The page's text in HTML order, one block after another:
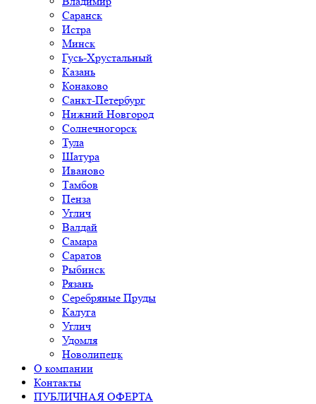
Саранск
Истра
Минск
Гусь-Хрустальный
Казань
Конаково
Санкт-Петербург
Нижний Новгород
Солнечногорск
Тула
Шатура
Иваново
Тамбов
Пенза
Углич
Валдай
Самара
Саратов
Рыбинск
Рязань
Серебряные Пруды
Калуга
Углич
Удомля
Новолипецк
О компании
Контакты
ПУБЛИЧНАЯ ОФЕРТА